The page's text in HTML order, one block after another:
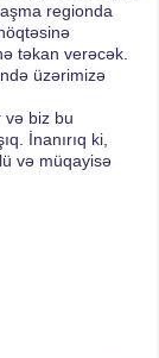
regionda
təkan verəcək.
üzərimizə
və biz bu
İnanırıq ki,
və müqayisə